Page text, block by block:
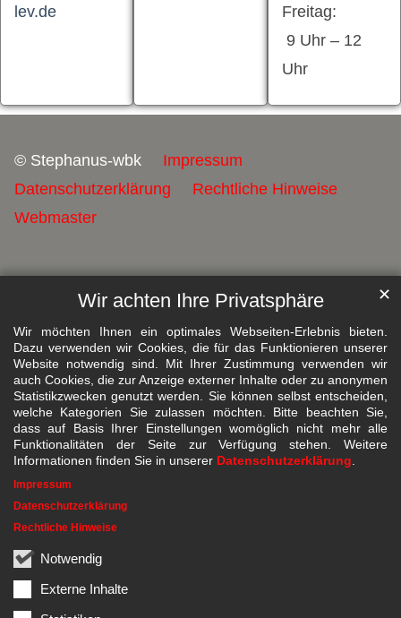
Wir achten Ihre Privatsphäre
Wir möchten Ihnen ein optimales Webseiten-Erlebnis bieten.
Dazu verwenden wir Cookies, die für das Funktionieren unserer
Website notwendig sind. Mit Ihrer Zustimmung verwenden wir
auch Cookies, die zur Anzeige externer Inhalte oder zu anonymen
Statistikzwecken genutzt werden. Sie können selbst entscheiden,
welche Kategorien Sie zulassen möchten. Bitte beachten Sie,
dass auf Basis Ihrer Einstellungen womöglich nicht mehr alle
Funktionalitäten der Seite zur Verfügung stehen. Weitere
Informationen finden Sie in unserer Datenschutzerklärung.
Notwendig
Externe Inhalte
✕
Impressum
Datenschutzerklärung
Rechtliche Hinweise
lev.de
Freitag:
9 Uhr – 12
Uhr
© Stephanus-wbk
Impressum
Datenschutzerklärung
Rechtliche Hinweise
Webmaster